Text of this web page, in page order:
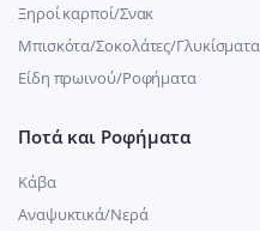
Ξηροί καρποί/Σνακ
Μπισκότα/Σοκολάτες/Γλυκίσματα
Είδη πρωινού/Ροφήματα
Ποτά και Ροφήματα
Κάβα
Αναψυκτικά/Νερά